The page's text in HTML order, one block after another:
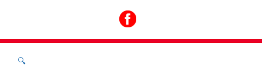
🔍